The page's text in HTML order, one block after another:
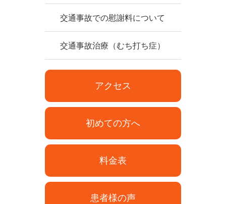
交通事故での慰謝料について
交通事故治療（むち打ち症）
アクセス
初めての方へ
料金表
患者様の声